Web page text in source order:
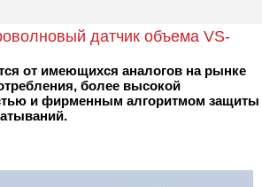
датчик объема VS-
от имеющихся аналогов на рынке
более высокой
и фирменным алгоритмом защиты